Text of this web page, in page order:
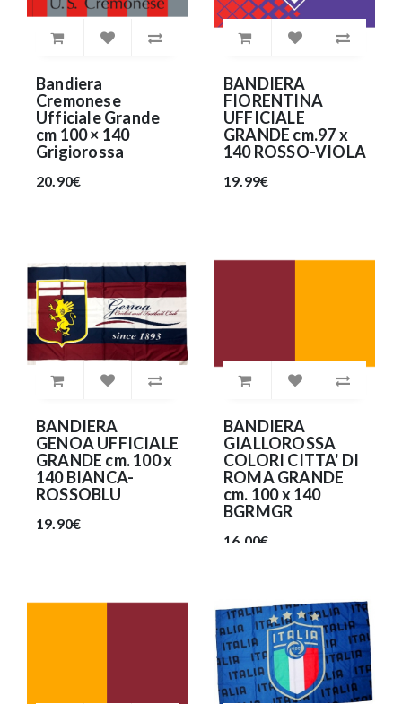
Bandiera
Cremonese
Ufficiale Grande
cm 100 × 140
Grigiorossa
20.90€
BANDIERA
FIORENTINA
UFFICIALE
GRANDE cm.97 x
140 ROSSO-VIOLA
19.99€
BANDIERA
GENOA UFFICIALE
GRANDE cm. 100 x
140 BIANCA-
ROSSOBLU
19.90€
BANDIERA
GIALLOROSSA
COLORI CITTA' DI
ROMA GRANDE
cm. 100 x 140
BGRMGR
16.00€